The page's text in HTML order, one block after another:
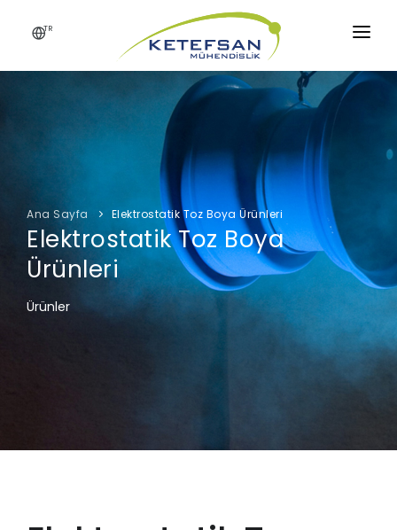
TR
ANA SAYFA
UYGULAMALAR
MALZEMELER
DESTEK
İLETİŞİM
Ana Sayfa Elektrostatik Toz Boya Ürünleri
Elektrostatik Toz Boya
Ürünleri
Ürünler